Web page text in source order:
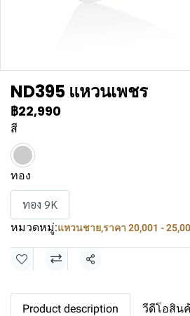
ND395 แหวนเพชร
฿22,990
สี
ทอง
ทอง 9K
หมวดหมู่:แหวนชาย,ราคา 20,001 -
แชร์
Product description วีดีโอสิน